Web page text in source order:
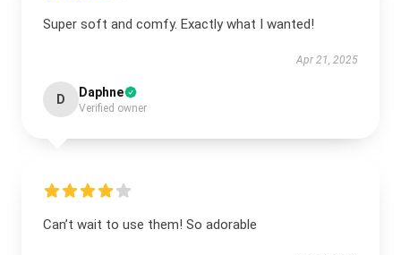
Super soft and comfy. Exactly what I wanted!
Apr 21, 2025
D Daphne
Verified owner
Can’t wait to use them! So adorable